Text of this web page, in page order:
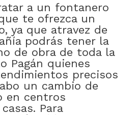
a un fontanero
te ofrezca un
ya que atravez de
podrás tener la
de obra de toda la
Pagán quienes
precisos
un cambio de
en centros
Para